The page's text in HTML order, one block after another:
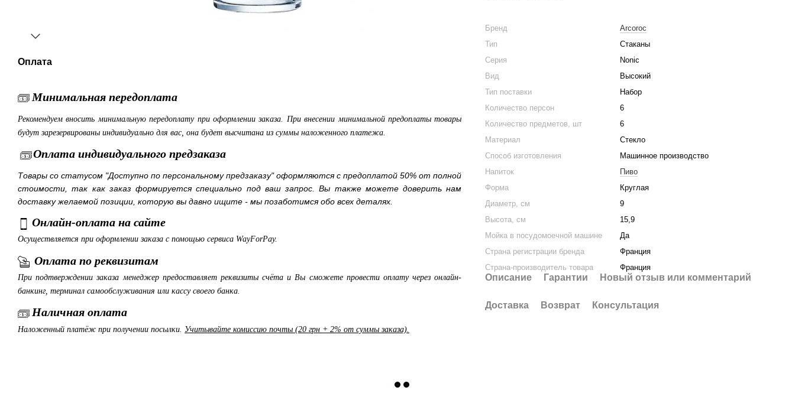
Оплата
Минимальная передоплата
Рекомендуем вносить минимальную передоплату при оформлении заказа. При внесении минимальной предоплаты товары
будут зарезервированы индивидуально для вас, она будет высчитана из суммы наложенного платежа.
Оплата индивидуального предзаказа
Товары со статусом "Доступно по персональному предзаказу" оформляются с предоплатой 50% от полной
стоимости, так как заказ формируется специально под ваш запрос. Вы также можете доверить нам
доставку желаемой позиции, которую вы давно ищите - мы позаботимся обо всех деталях.
Онлайн-оплата на сайте
Осуществляется при оформлении заказа с помощью сервиса WayForPay.
Оплата по реквизитам
При подтверждении заказа менеджер предоставляет реквизиты счёта и Вы сможете провести оплату через онлайн-
банкинг, терминал самообслуживания или кассу своего банка.
Наличная оплата
Наложенный платёж при получении посылки. Учитывайте комиссию почты (20 грн + 2% от суммы заказа).
Бренд
Arcoroc
Тип
Стаканы
Серия
Nonic
Вид
Высокий
Тип поставки
Набор
Количество персон
6
Количество предметов, шт
6
Материал
Стекло
Способ изготовления
Машинное производство
Напиток
Пиво
Форма
Круглая
Диаметр, см
9
Высота, см
15,9
Мойка в посудомоечной машине
Да
Страна регистрации бренда
Франция
Страна-производитель товара
Франция
Описание Гарантии Новый отзыв или комментарий
Доставка Возврат Консультация